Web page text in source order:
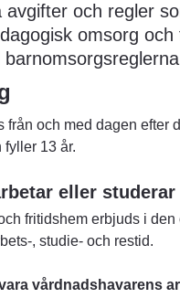
och regler
omsorg
från och med dagen efter
fyller 13 år.
eller studerar
fritidshem erbjuds i
, studie- och restid.
vårdnadshavarens